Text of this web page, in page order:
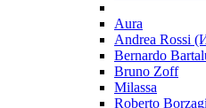
Aura
Andrea Rossi
Bernardo
Bruno Zoff
Milassa
Roberto Borzagi